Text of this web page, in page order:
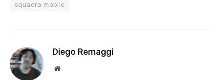
squadra mobile
Diego Remaggi
Sito